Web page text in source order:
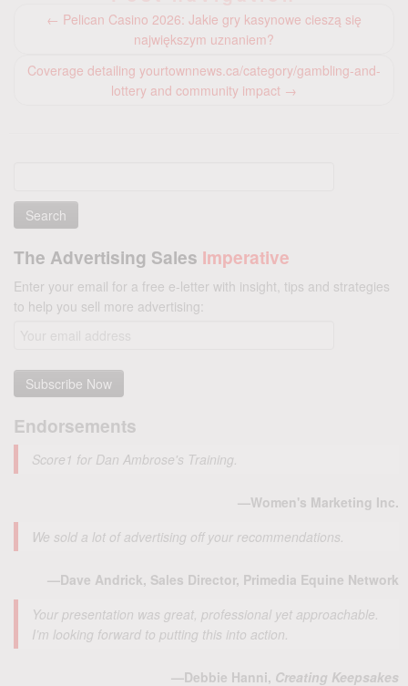
← Pelican Casino 2026: Jakie gry kasynowe cieszą się
największym uznaniem?
Coverage detailing yourtownnews.ca/category/gambling-and-
lottery and community impact →
The Advertising Sales Imperative
Enter your email for a free e-letter with insight, tips and strategies
to help you sell more advertising:
Endorsements
Score1 for Dan Ambrose's Training.
—Women's Marketing Inc.
We sold a lot of advertising off your recommendations.
—Dave Andrick, Sales Director, Primedia Equine Network
Your presentation was great, professional yet approachable.
I’m looking forward to putting this into action.
—Debbie Hanni, Creating Keepsakes